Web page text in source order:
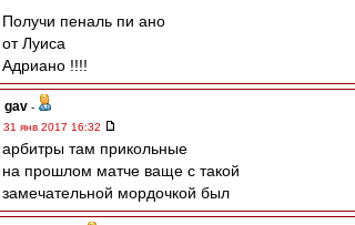
Получи пеналь пи ано
от Луиса
Адриано !!!!
gav -
31 янв 2017 16:32
арбитры там прикольные
на прошлом матче ваще с такой
замечательной мордочкой был